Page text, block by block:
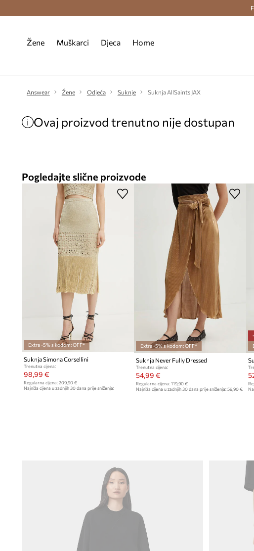
Besplatna dostava i
Žene Muškarci Djeca Home
Answear Žene Odjeća Suknje Suknja AllSaints JAX
Ovaj proizvod trenutno nije dostupan
Pogledajte slične proizvode
Extra -5% s kodom: OFF*
Suknja Simona Corsellini
Trenutna cijena:
98,99 €
Regularna cijena: 209,90 €
Najniža cijena u zadnjih 30 dana prije sniženja:
Extra -5% s kodom: OFF*
Suknja Never Fully Dressed
Trenutna cijena:
54,99 €
Regularna cijena:119,90 €
Najniža cijena u zadnjih 30 dana prije sniženja:59,90 €